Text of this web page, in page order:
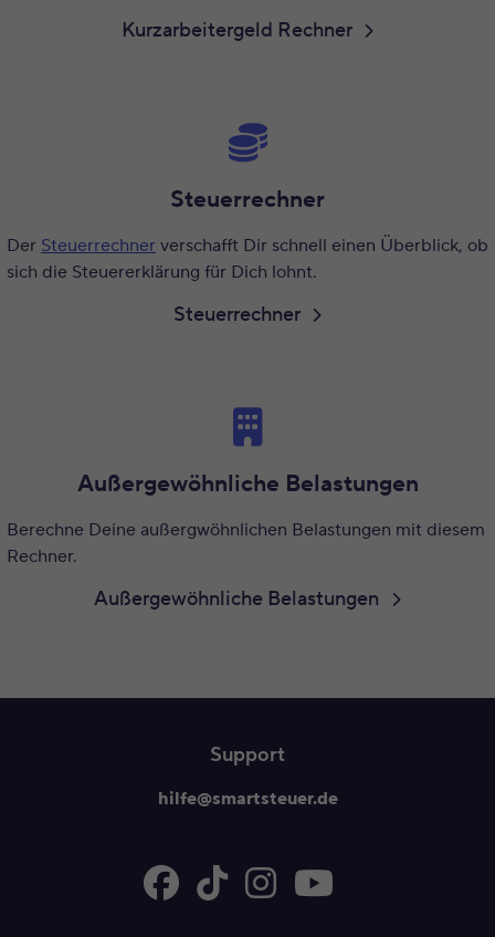
Kurzarbeitergeld Rechner
Steuerrechner
Der Steuerrechner verschafft Dir schnell einen Überblick, ob
sich die Steuererklärung für Dich lohnt.
Steuerrechner
Außergewöhnliche Belastungen
Berechne Deine außergwöhnlichen Belastungen mit diesem
Rechner.
Außergewöhnliche Belastungen
Support
hilfe@smartsteuer.de